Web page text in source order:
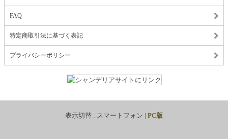
FAQ
特定商取引法に基づく表記
プライバシーポリシー
表示切替 : スマートフォン | PC版